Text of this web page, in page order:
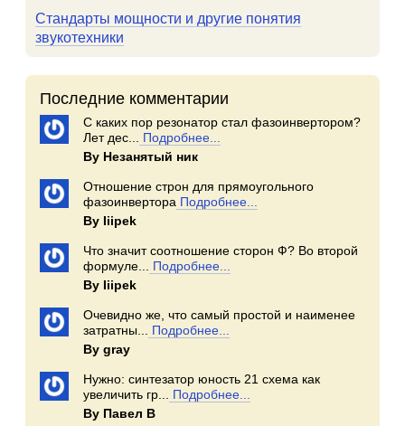
Стандарты мощности и другие понятия
звукотехники
Последние комментарии
С каких пор резонатор стал фазоинвертором?
Лет дес...
Подробнее...
By Незанятый ник
Отношение строн для прямоугольного
фазоинвертора Подробнее...
By Iiipek
Что значит соотношение сторон Ф? Во второй
формуле...
Подробнее...
By Iiipek
Очевидно же, что самый простой и наименее
затратны...
Подробнее...
By gray
Нужно: синтезатор юность 21 схема как
увеличить гр...
Подробнее...
By Павел В